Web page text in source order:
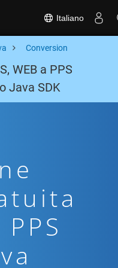
Italiano
Conversion
WEB a PPS
Java SDK